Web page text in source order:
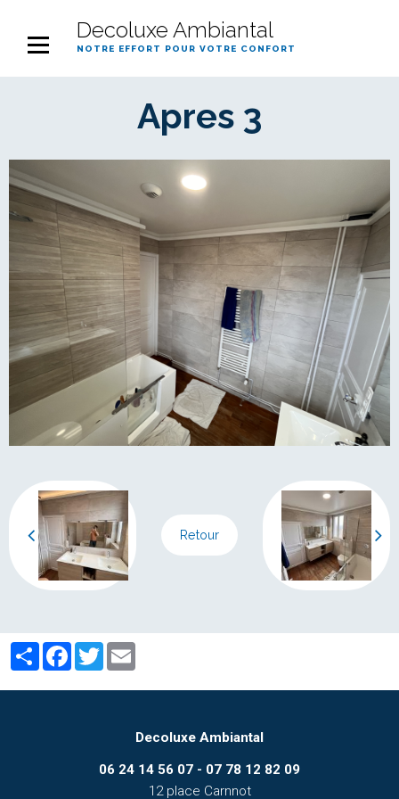
Decoluxe Ambiantal
notre effort pour votre confort
Apres 3
Retour
PartagerFacebook
Twitter
Decoluxe Ambiantal
06 24 14 56 07 - 07 78 12 82 09
12 place Carnnot